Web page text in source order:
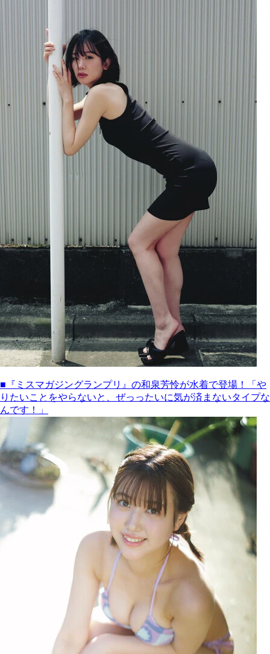
■『ミスマガジングランプリ』の和泉芳怜が水着で登場！「や
りたいことをやらないと、ぜっったいに気が済まないタイプな
んです！」